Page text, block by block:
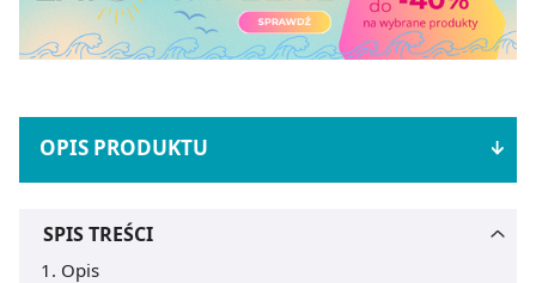
OPIS PRODUKTU
SPIS TREŚCI
Opis